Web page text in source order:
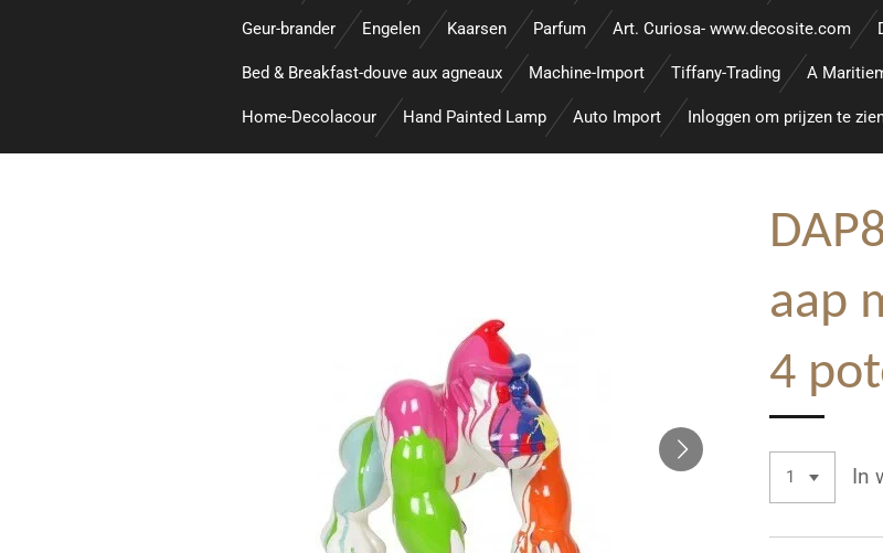
Geur-brander Engelen Kaarsen Parfum Art. Curiosa- www.decosite.com
Bed & Breakfast-douve aux agneaux Machine-Import Tiffany-Trading A
Home-Decolacour Hand Painted Lamp Auto Import Inloggen om prijzen te
aap
4
In